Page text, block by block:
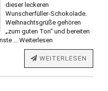
dieser leckeren
Wunscherfüller-Schokolade.
Weihnachtsgrüße gehören
„zum guten Ton“ und bereiten
… Weiterlesen
WEITERLESEN